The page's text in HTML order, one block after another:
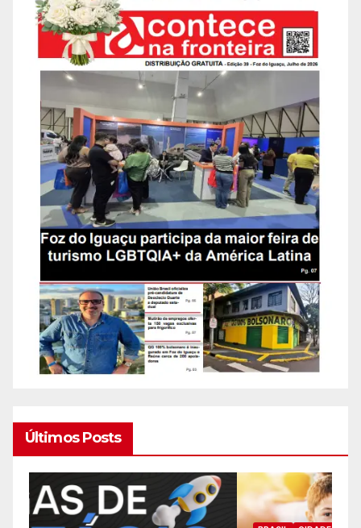
Últimos Posts